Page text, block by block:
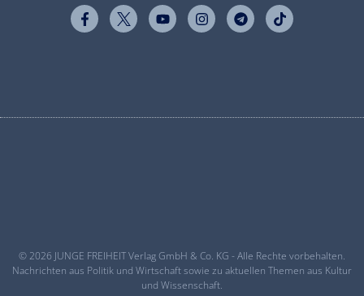
© 2026 JUNGE FREIHEIT Verlag GmbH & Co. KG - Alle Rechte vorbehalten.
Nachrichten aus Politik und Wirtschaft sowie zu aktuellen Themen aus Kultur
und Wissenschaft.